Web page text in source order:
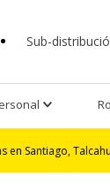
Sub-
Talcahuano y